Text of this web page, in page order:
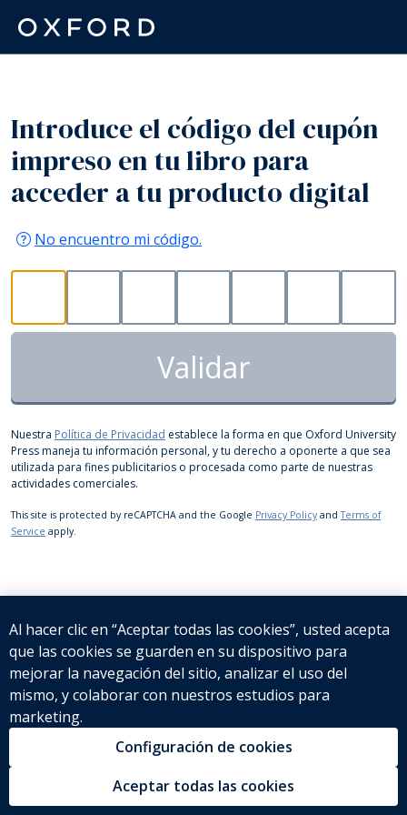
Introduce el código del cupón
impreso en tu libro para
acceder a tu producto digital
No encuentro mi código.
Validar
Nuestra Política de Privacidad establece la forma en que Oxford University
Press maneja tu información personal, y tu derecho a oponerte a que sea
utilizada para fines publicitarios o procesada como parte de nuestras
actividades comerciales.
This site is protected by reCAPTCHA and the Google Privacy Policy andTerms of
Service apply.
Política de cookies Aviso legal
Política de privacidad
Política de Gestión de Calidad y Medio Ambiente
OUP España Tienda Online
Al hacer clic en “Aceptar todas las cookies”, usted acepta
que las cookies se guarden en su dispositivo para
mejorar la navegación del sitio, analizar el uso del
mismo, y colaborar con nuestros estudios para
marketing.
Configuración de cookies
Aceptar todas las cookies